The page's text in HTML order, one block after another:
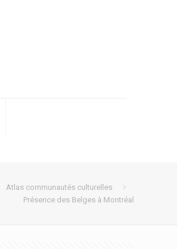
Atlas communautés culturelles
Présence des Belges à Montréal